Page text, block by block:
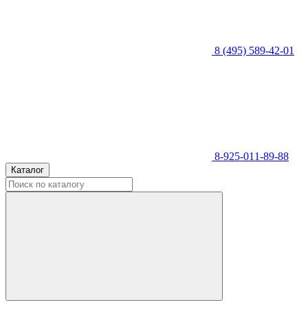
8 (495) 589-42-01
8-925-011-89-88
Каталог